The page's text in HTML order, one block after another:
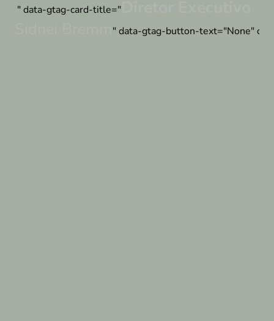
" data-gtag-card-title="
" data-gtag-button-text="None"